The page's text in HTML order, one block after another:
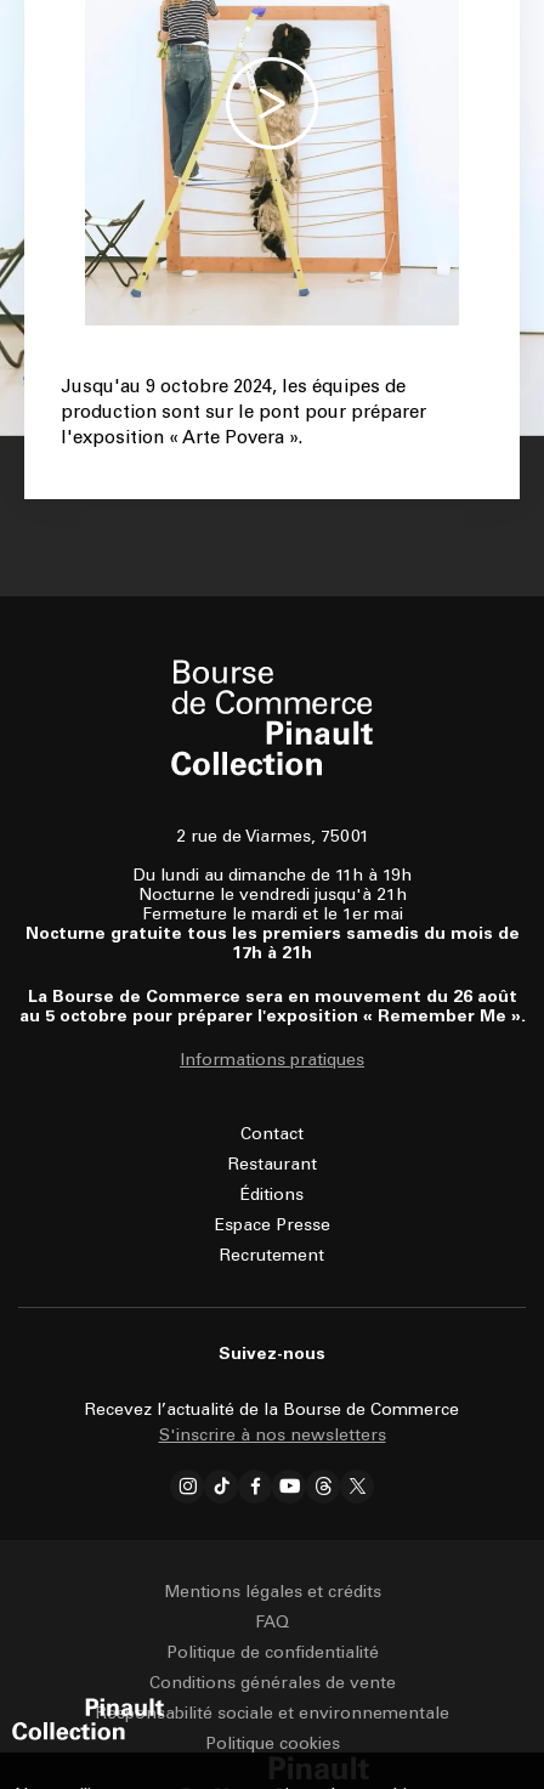
Jusqu'au 9 octobre 2024, les équipes de
production sont sur le pont pour préparer
l'exposition « Arte Povera ».
2 rue de Viarmes, 75001
Du lundi au dimanche de 11h à 19h
Nocturne le vendredi jusqu'à 21h
Fermeture le mardi et le 1er mai
Nocturne gratuite tous les premiers samedis du mois de
17h à 21h
La Bourse de Commerce sera en mouvement du 26 août
au 5 octobre pour préparer l'exposition « Remember Me ».
Informations pratiques
Contact
Restaurant
Éditions
Espace Presse
Recrutement
Suivez-nous
Recevez l’actualité de la Bourse de Commerce
S'inscrire à nos newsletters
Mentions légales et crédits
FAQ
Politique de confidentialité
Conditions générales de vente
Responsabilité sociale et environnementale
Politique cookies